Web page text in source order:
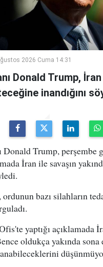
2026 Cuma 14:31
Donald Trump,
inandığını
Donald Trump, perşembe
İran ile savaşın
ordunun bazı silahların
yaptığı açıklamada
oldukça yakında sona